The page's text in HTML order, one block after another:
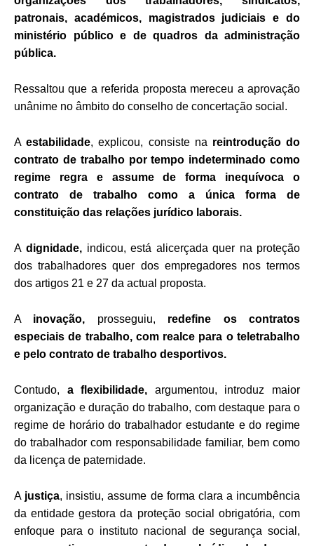
patronais, académicos, magistrados judiciais e do
ministério público e de quadros da administração
pública.
Ressaltou que a referida proposta mereceu a aprovação
unânime no âmbito do conselho de concertação social.
Aestabilidade, explicou, consiste na reintrodução do
contrato de trabalho por tempo indeterminado como
regime regra e assume de forma inequívoca o
contrato de trabalho como a única forma de
constituição das relações jurídico laborais.
A dignidade, indicou, está alicerçada quer na proteção
dos trabalhadores quer dos empregadores nos termos
dos artigos 21 e 27 da actual proposta.
A inovação, prosseguiu, redefine os contratos
especiais de trabalho, com realce para o teletrabalho
e pelo contrato de trabalho desportivos.
Contudo, a flexibilidade, argumentou, introduz maior
organização e duração do trabalho, com destaque para o
regime de horário do trabalhador estudante e do regime
do trabalhador com responsabilidade familiar, bem como
da licença de paternidade.
A justiça, insistiu, assume de forma clara a incumbência
da entidade gestora da proteção social obrigatória, com
enfoque para o instituto nacional de segurança social,